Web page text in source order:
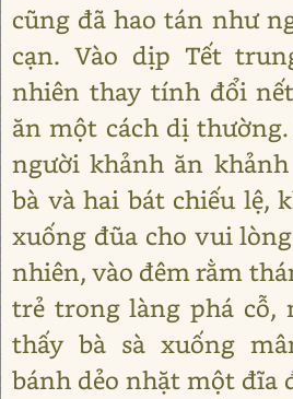
cũng đã hao tán như
cạn. Vào dịp Tết
nhiên thay tính đổi
ăn một cách dị
người khảnh ăn
bà và hai bát chiếu lệ,
xuống đũa cho vui
nhiên, vào đêm rằm
trẻ trong làng phá cỗ,
thấy bà sà xuống
bánh dẻo nhặt một đĩa